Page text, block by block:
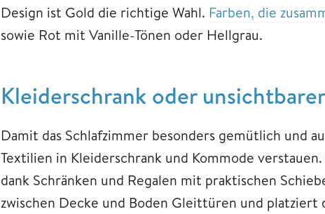
Design ist Gold die richtige Wahl. Farben, die
sowie Rot mit Vanille-Tönen oder Hellgrau.
Kleiderschrank oder
Damit das Schlafzimmer besonders gemütlich und
Textilien in Kleiderschrank und Kommode
dank Schränken und Regalen mit praktischen
zwischen Decke und Boden Gleittüren und platziert